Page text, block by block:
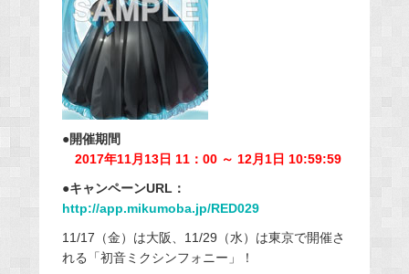
●開催期間
2017年11月13日 11：00 ～ 12月1日 10:59:59
●キャンペーンURL：
http://app.mikumoba.jp/RED029
11/17（金）は大阪、11/29（水）は東京で開催さ
れる「初音ミクシンフォニー」！